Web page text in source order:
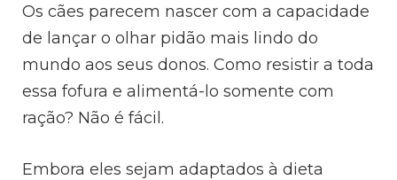
Os cães parecem nascer com a capacidade
de lançar o olhar pidão mais lindo do
mundo aos seus donos. Como resistir a toda
essa fofura e alimentá-lo somente com
ração? Não é fácil.
Embora eles sejam adaptados à dieta